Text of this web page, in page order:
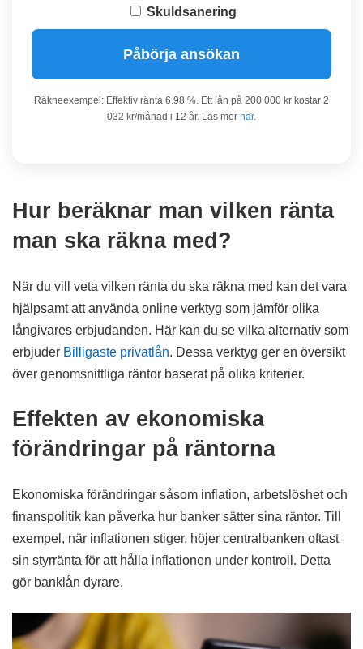
Skuldsanering
Påbörja ansökan
Räkneexempel: Effektiv ränta 6.98 %. Ett lån på 200 000 kr kostar 2
032 kr/månad i 12 år. Läs mer här.
Hur beräknar man vilken ränta
man ska räkna med?
När du vill veta vilken ränta du ska räkna med kan det vara
hjälpsamt att använda online verktyg som jämför olika
långivares erbjudanden. Här kan du se vilka alternativ som
erbjuder Billigaste privatlån. Dessa verktyg ger en översikt
över genomsnittliga räntor baserat på olika kriterier.
Effekten av ekonomiska
förändringar på räntorna
Ekonomiska förändringar såsom inflation, arbetslöshet och
finanspolitik kan påverka hur banker sätter sina räntor. Till
exempel, när inflationen stiger, höjer centralbanken oftast
sin styrränta för att hålla inflationen under kontroll. Detta
gör banklån dyrare.